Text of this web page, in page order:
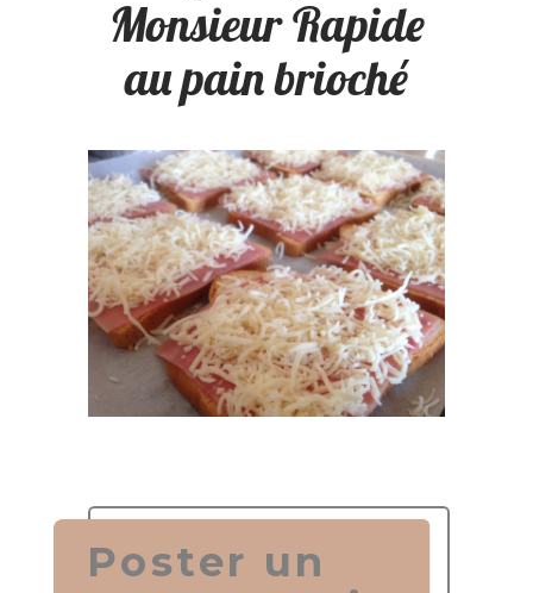
Monsieur Rapide
au pain brioché
Poster un